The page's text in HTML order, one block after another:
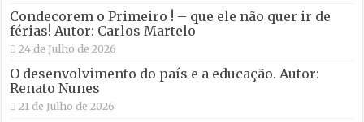
Condecorem o Primeiro ! – que ele não quer ir de
férias! Autor: Carlos Martelo
24 de Julho de 2026
O desenvolvimento do país e a educação. Autor:
Renato Nunes
21 de Julho de 2026